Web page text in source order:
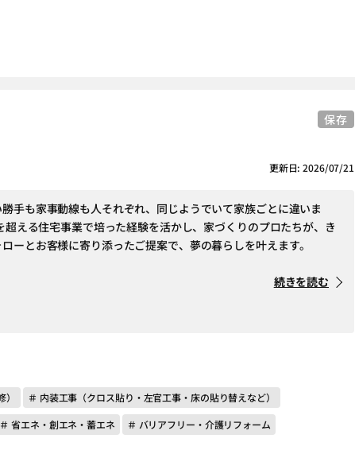
更新日: 2026/07/21
手も家事動線も人それぞれ、同じようでいて家族ごとに違いま
超える住宅事業で培った経験を活かし、家づくりのプロたちが、き
ーとお客様に寄り添ったご提案で、夢の暮らしを叶えます。
続きを読む
＃ 内装工事（クロス貼り・左官工事・床の貼り替えなど）
＃ 省エネ・創エネ・蓄エネ ＃ バリアフリー・介護リフォーム
保存